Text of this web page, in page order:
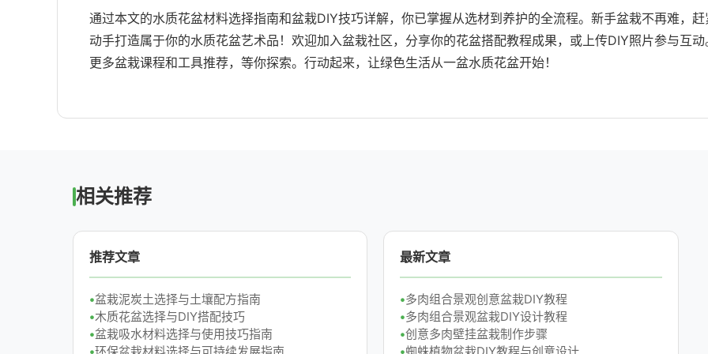
通过本文的水质花盆材料选择指南和盆栽DIY技巧详解，你已掌握从选材到养护的全流程。新手盆栽不再难，赶
动手打造属于你的水质花盆艺术品！欢迎加入盆栽社区，分享你的花盆搭配教程成果，或上传DIY照片参与互动
更多盆栽课程和工具推荐，等你探索。行动起来，让绿色生活从一盆水质花盆开始！
相关推荐
推荐文章
盆栽泥炭土选择与土壤配方指南
木质花盆选择与DIY搭配技巧
盆栽吸水材料选择与使用技巧指南
最新文章
多肉组合景观创意盆栽DIY教程
多肉组合景观盆栽DIY设计教程
创意多肉壁挂盆栽制作步骤